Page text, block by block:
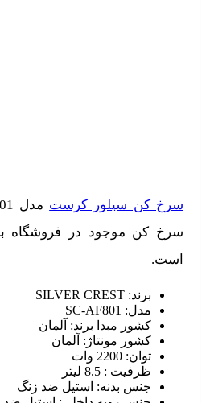
سرخ کن سیلور کرست
سرخ کن موجود در فروشگاه
است.
برند: SILVER CREST
مدل: SC-AF801
کشور مبدا برند: آلمان
کشور مونتاژ: آلمان
توان: 2200 وات
ظرفیت : 8.5 لیتر
جنس بدنه: استیل ضد زنگ